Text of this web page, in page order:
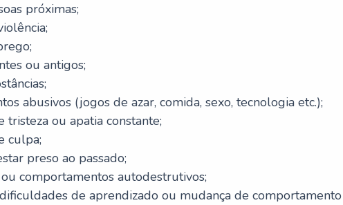
próximas;
ou antigos;
abusivos (jogos de azar, comida, sexo, tecnologia etc.);
tristeza ou apatia constante;
culpa;
preso ao passado;
comportamentos autodestrutivos;
de aprendizado ou mudança de comportamento